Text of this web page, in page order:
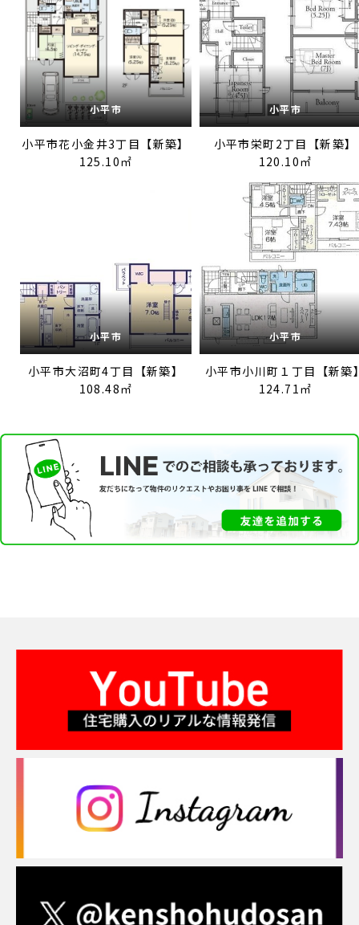
小平市
小平市花小金井3丁目【新築】
125.10㎡
小平市
小平市栄町2丁目【新築】
120.10㎡
小平市
小平市大沼町4丁目【新築】
108.48㎡
小平市
小平市小川町１丁目【新築
124.71㎡